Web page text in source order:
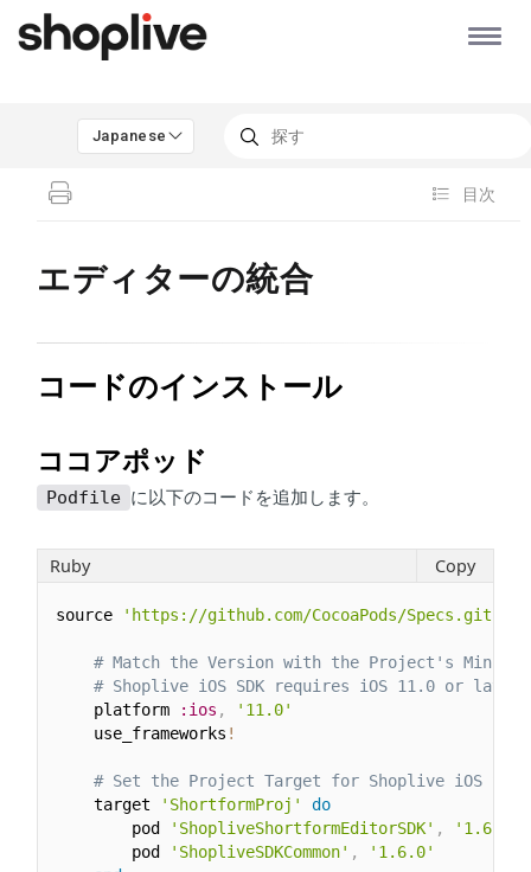
Japanese
目次
エディターの統合
コードのインストール
ココアポッド
Podfile に以下のコードを追加します。
source 'https://github.com/CocoaPods/Specs.git'
# Match the Version with the Project's
# Shoplive iOS SDK requires iOS 11.0 or later.
    platform
:ios ,
'11.0'
    use_frameworks
!
# Set the Project Target for Shoplive iOS
    target
'ShortformProj'
do
        pod
'ShopliveShortformEditorSDK' ,
'1.6.0'
      	pod
'ShopliveSDKCommon' ,
'1.6.0'
Ruby Copy